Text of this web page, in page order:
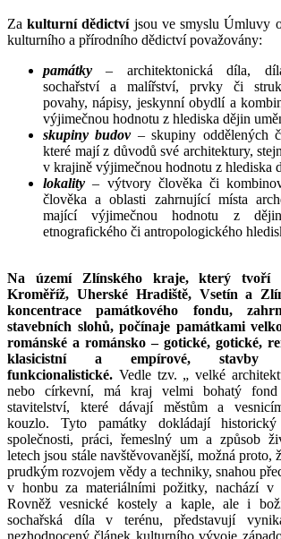
Zakulturní dědictvíjsou ve smyslu Úmluvy
kulturního a přírodního dědictví považovány:
památky– architektonická díla,
sochařství a malířství, prvky či
povahy, nápisy, jeskynní obydlí a
výjimečnou hodnotu z hlediska dějin
skupiny budov– skupiny oddělených
které mají z důvodů své architektury,
v krajině výjimečnou hodnotu z hlediska
lokality– výtvory člověka či
člověka a oblasti zahrnující místa
mající výjimečnou hodnotu z
etnografického či antropologického
Na území Zlínského kraje, který tvoří
Kroměříž, Uherské Hradiště, Vsetín a
koncentrace památkového fondu,
stavebních slohů, počínaje památkami
románské a románsko – gotické, gotické,
klasicistní a empírové, stavby
funkcionalistické. Vedle tzv. „ velké
nebo církevní, má kraj velmi bohatý fond
stavitelství, které dávají městům a
kouzlo. Tyto památky dokládají
společnosti, práci, řemeslný um a způsob
letech jsou stále navštěvovanější, možná proto,
prudkým rozvojem vědy a techniky, snahou
v honbu za materiálními požitky, nachází
Rovněž vesnické kostely a kaple, ale i
sochařská díla v terénu, představují
nezhodnocený článek kulturního vývoje